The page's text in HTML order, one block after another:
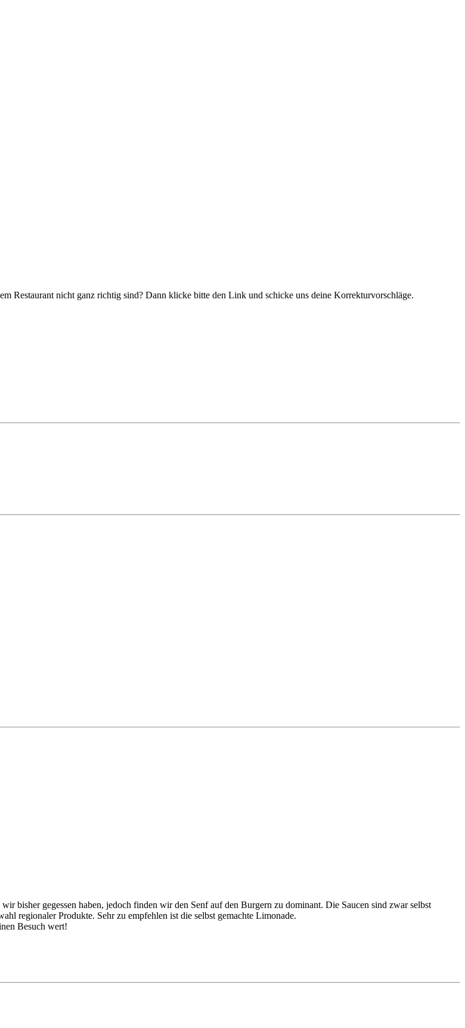
Restaurant nicht ganz richtig sind? Dann klicke bitte den Link und schicke uns deine Korrekturvorschläge.
bisher gegessen haben, jedoch finden wir den Senf auf den Burgern zu dominant. Die Saucen sind zwar selbst
regionaler Produkte. Sehr zu empfehlen ist die selbst gemachte Limonade.
Besuch wert!